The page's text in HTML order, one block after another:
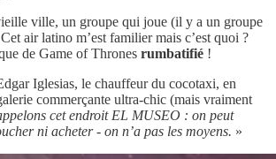
ville, un groupe qui joue (il y a un groupe
air latino m’est familier mais c’est quoi ?
de Game of Thrones rumbatifié !
Iglesias, le chauffeur du cocotaxi, en
commerçante ultra-chic (mais vraiment
cet endroit EL MUSEO : on peut
ni acheter - on n’a pas les moyens. »